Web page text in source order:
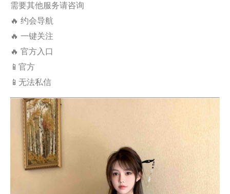
需要其他服务请咨询
🔥 约会导航
🔥 一键关注
🔥 官方入口
📱官方
📱无法私信